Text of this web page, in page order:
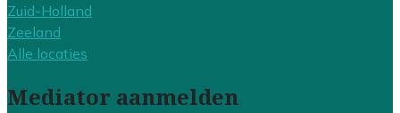
Zuid-Holland
Zeeland
Alle locaties
Mediator aanmelden